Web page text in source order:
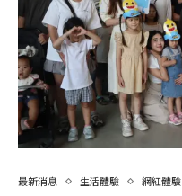
最新消息 生活體驗 網紅體驗